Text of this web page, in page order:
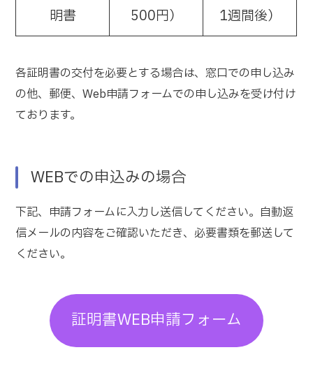
明書
500円）
1週間後）
各証明書の交付を必要とする場合は、窓口での申し込み
の他、郵便、Web申請フォームでの申し込みを受け付け
ております。
WEBでの申込みの場合
下記、申請フォームに入力し送信してください。自動返
信メールの内容をご確認いただき、必要書類を郵送して
ください。
証明書WEB申請フォーム